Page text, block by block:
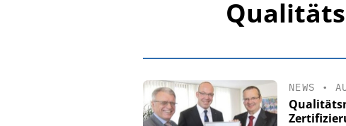
NEWS •